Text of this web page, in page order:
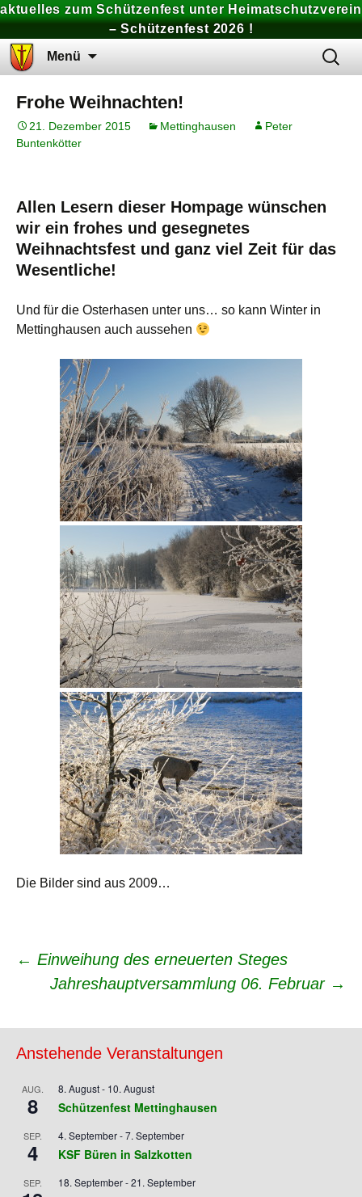
aktuelles zum Schützenfest unter Heimatschutzverein
– Schützenfest 2026 !
Menü
Suchen
nach:
Frohe Weihnachten!
21. Dezember 2015 Mettinghausen
Peter
Buntenkötter
Allen Lesern dieser Hompage wünschen
wir ein frohes und gesegnetes
Weihnachtsfest und ganz viel Zeit für das
Wesentliche!
Und für die Osterhasen unter uns… so kann Winter in
Mettinghausen auch aussehen
Die Bilder sind aus 2009…
Beitrags-
← Einweihung des erneuerten Steges
Jahreshauptversammlung 06. Februar →
Anstehende Veranstaltungen
AUG.
8
8. August- 10. August
Schützenfest Mettinghausen
SEP.
4
4. September-7. September
KSF Büren in Salzkotten
SEP. 18. September-21. September